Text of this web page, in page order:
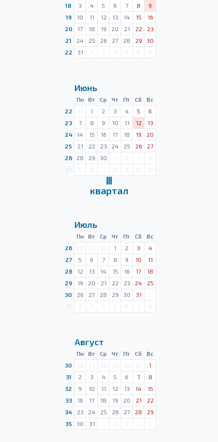
18
3 4 5 6 7 8
9
19
10 11 12 13 14 15
16
20
17 18 19 20 21 22
23
21
24 25 26 27 28 29
30
22
31 1 2 3 4 5 6
Июнь
Пн Вт Ср Чт Пт Сб
Вс
22
31 1 2 3 4 5
6
23
7 8 9 10 11 12
13
24
14 15 16 17 18 19
20
25
21 22 23 24 25 26
27
26
28 29 30 1 2 3
4
5 6 7 8 9 10 11
Ⅲ
квартал
Июль
Пн Вт Ср Чт Пт Сб
Вс
26
28 29 30 1 2 3
4
27
5 6 7 8 9 10
11
28
12 13 14 15 16 17
18
29
19 20 21 22 23 24
25
30
26 27 28 29 30 31
1
2 3 4 5 6 7 8
Август
Пн Вт Ср Чт Пт Сб
Вс
30
26 27 28 29 30 31
1
31
2 3 4 5 6 7
8
32
9 10 11 12 13 14
15
33
16 17 18 19 20 21
22
34
23 24 25 26 27 28
29
35
30 31 1 2 3 4 5